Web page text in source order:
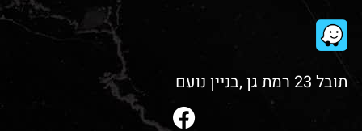
תובל 23 רמת גן ,בניין נועם